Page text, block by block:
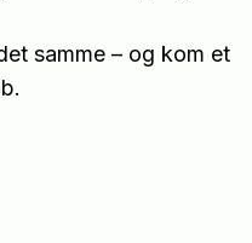
samme – og kom et